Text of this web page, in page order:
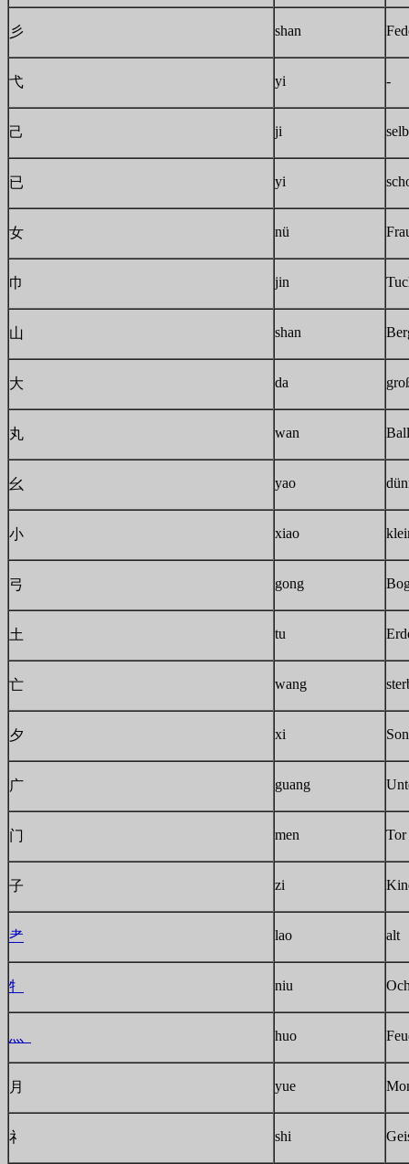
彡 shan
弋 yi -
己 ji
已 yi
女 nü
巾 jin
山 shan
大 da
丸 wan Ball
幺 yao
小 xiao
弓 gong
土 tu
亡 wang
夕 xi
广 guang
门 men Tor
子 zi
耂 lao alt
牜 niu
灬 huo
月 yue
礻 shi